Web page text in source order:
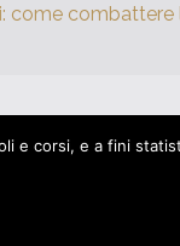
come combattere
e corsi, e a fini